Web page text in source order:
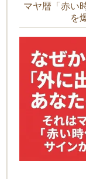
マヤ暦「赤い
を